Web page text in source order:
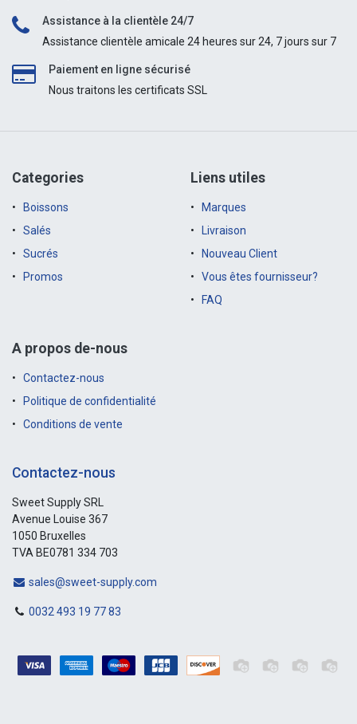
Assistance à la clientèle 24/7
Assistance clientèle amicale 24 heures sur 24, 7 jours sur 7
Paiement en ligne sécurisé
Nous traitons les certificats SSL
Categories
Boissons
Salés
Sucrés
Promos
Liens utiles
Marques
Livraison
Nouveau Client
Vous êtes fournisseur?
FAQ
A propos de-nous
Contactez-nous
Politique de confidentialité
Conditions de vente
Contactez-nous
Sweet Supply SRL
Avenue Louise 367
1050 Bruxelles
TVA BE0781 334 703
sales@sweet-supply.com
0032 493 19 77 83